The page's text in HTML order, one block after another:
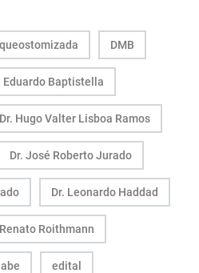
DMB
Eduardo Baptistella
Dr. Hugo Valter Lisboa Ramos
Dr. José Roberto Jurado
Dr. Leonardo Haddad
Roithmann
edital